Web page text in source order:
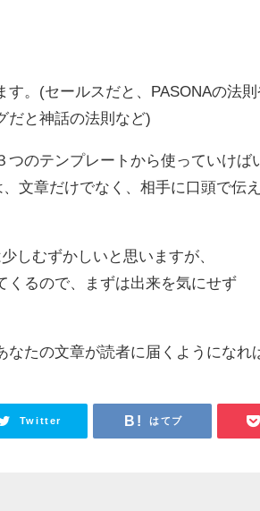
。(セールスだと、PASONAの法則
だと神話の法則など)
つのテンプレートから使っていけば
文章だけでなく、相手に口頭で伝
しむずかしいと思いますが、
くるので、まずは出来を気にせず
なたの文章が読者に届くようになれ
Twitter はてブ